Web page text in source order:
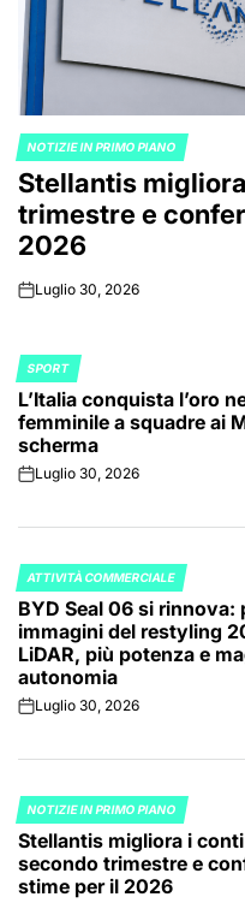
POSTED
IN
NOTIZIE IN PRIMO PIANO
Stellantis
trimestre e
2026
onLuglio 30, 2026
POSTED
IN
SPORT
L’Italia conquista l’oro
femminile a squadre ai
scherma
onLuglio 30, 2026
POSTED
IN
ATTIVITÀ COMMERCIALE
BYD Seal 06 si rinnova:
immagini del restyling
LiDAR, più potenza e
autonomia
onLuglio 30, 2026
POSTED
IN
NOTIZIE IN PRIMO PIANO
Stellantis migliora i
secondo trimestre e
stime per il 2026